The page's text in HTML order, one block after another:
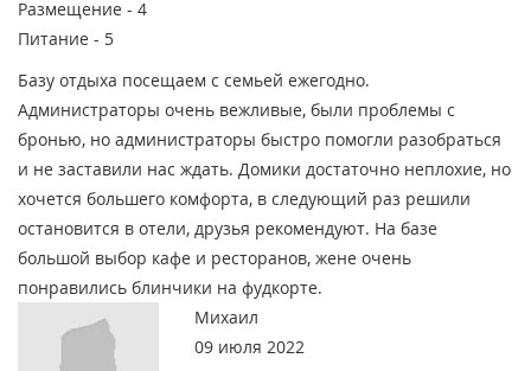
Размещение - 4
Питание - 5
Базу отдыха посещаем с семьей ежегодно.
Администраторы очень вежливые, были проблемы с
бронью, но администраторы быстро помогли разобраться
и не заставили нас ждать. Домики достаточно неплохие, но
хочется большего комфорта, в следующий раз решили
остановится в отели, друзья рекомендуют. На базе
большой выбор кафе и ресторанов, жене очень
понравились блинчики на фудкорте.
Михаил
09 июля 2022